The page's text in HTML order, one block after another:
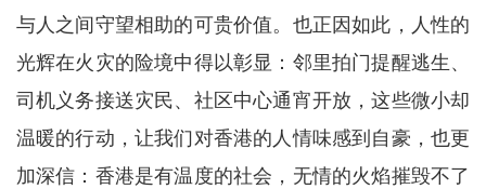
与人之间守望相助的可贵价值。也正因如此，人性的
光辉在火灾的险境中得以彰显：邻里拍门提醒逃生、
司机义务接送灾民、社区中心通宵开放，这些微小却
温暖的行动，让我们对香港的人情味感到自豪，也更
加深信：香港是有温度的社会，无情的火焰摧毁不了